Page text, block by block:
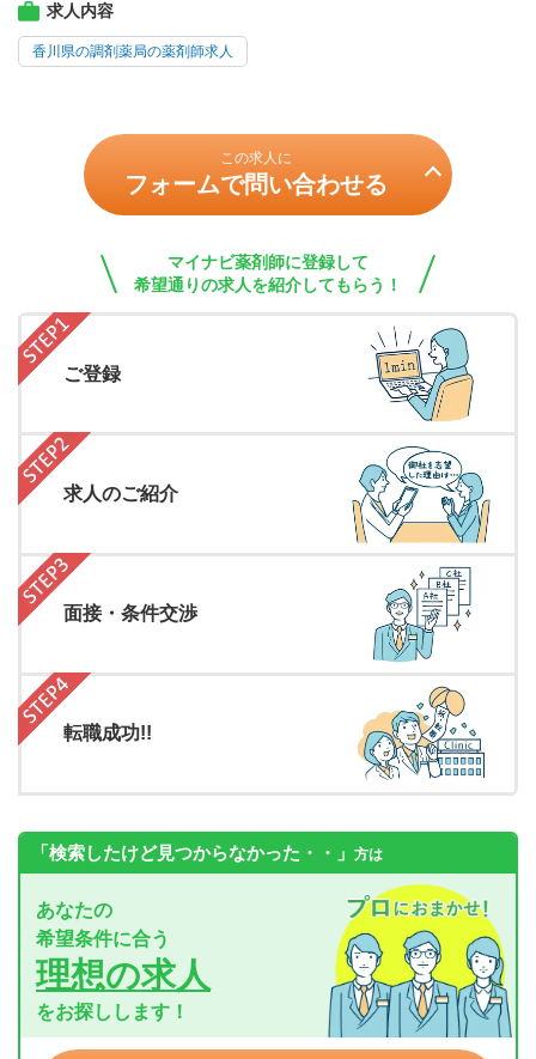
求人内容
香川県の調剤薬局の薬剤師求人
この求人に
フォームで問い合わせる
マイナビ薬剤師に登録して
希望通りの求人を紹介してもらう！
ご登録
求人のご紹介
面接・条件交渉
転職成功!!
「検索したけど見つからなかった・・」 方は
あなたの
希望条件に合う
理想の求人
をお探しします！